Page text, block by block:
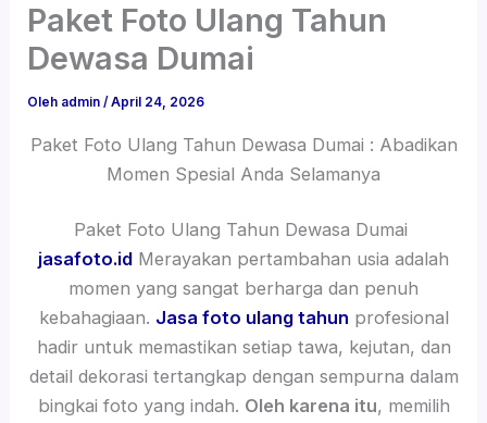
Paket Foto Ulang Tahun
Dewasa Dumai
Oleh admin/April 24, 2026
Paket Foto Ulang Tahun Dewasa Dumai : Abadikan
Momen Spesial Anda Selamanya
Paket Foto Ulang Tahun Dewasa Dumai
jasafoto.id Merayakan pertambahan usia adalah
momen yang sangat berharga dan penuh
kebahagiaan. Jasa foto ulang tahun profesional
hadir untuk memastikan setiap tawa, kejutan, dan
detail dekorasi tertangkap dengan sempurna dalam
bingkai foto yang indah. Oleh karena itu, memilih